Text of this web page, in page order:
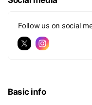
Follow us on social
Basic info